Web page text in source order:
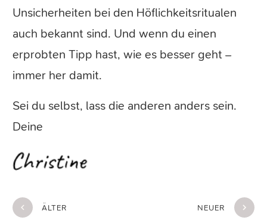
Unsicherheiten bei den Höflichkeitsritualen
auch bekannt sind. Und wenn du einen
erprobten Tipp hast, wie es besser geht –
immer her damit.
Sei du selbst, lass die anderen anders sein.
Deine
ÄLTER NEUER